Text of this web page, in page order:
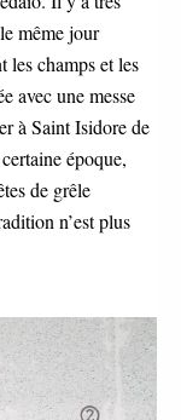
même jour
les champs et les
avec une messe
à Saint Isidore de
époque,
de grêle
n’est plus